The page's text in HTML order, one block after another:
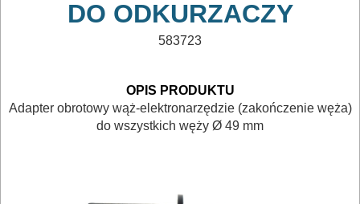
DODO ODKURZACZY
583723
OPIS PRODUKTU
Adapter obrotowy wąż-elektronarzędzie (zakończenie węża)
do wszystkich węży Ø 49 mm